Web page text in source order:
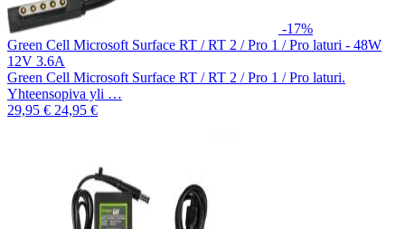
-17%
Green Cell Microsoft Surface RT / RT 2 / Pro 1 / Pro laturi - 48W
12V 3.6A
Green Cell Microsoft Surface RT / RT 2 / Pro 1 / Pro laturi.
Yhteensopiva yli …
29,95 € 24,95 €